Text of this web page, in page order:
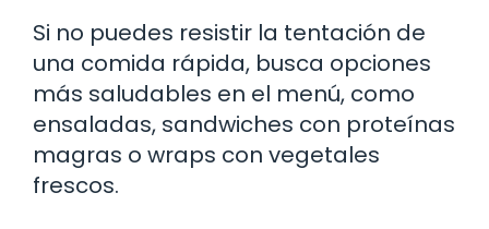
Si no puedes resistir la tentación de
una comida rápida, busca opciones
más saludables en el menú, como
ensaladas, sandwiches con proteínas
magras o wraps con vegetales
frescos.